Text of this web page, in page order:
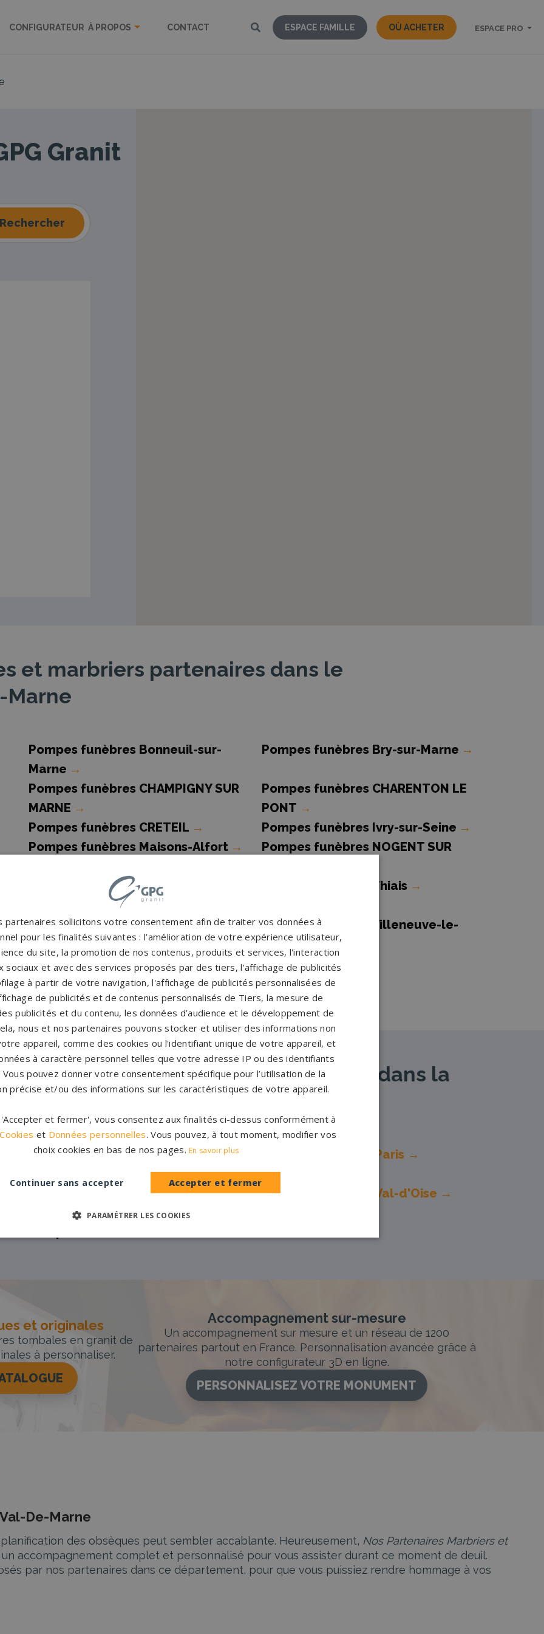
CONFIGURATEUR À PROPOS CONTACT ESPACE FAMILLE OÙ ACHETER ESPACE PRO
Granit
Rechercher
et marbriers partenaires dans le
Pompes funèbres Bonneuil-sur-
Marne →
Pompes funèbres Bry-sur-Marne →
Pompes funèbres CHAMPIGNY SUR
MARNE →
Pompes funèbres CHARENTON LE
PONT →
Pompes funèbres CRETEIL → Pompes funèbres Ivry-sur-Seine →
Pompes funèbres Maisons-Alfort →
Pompes funèbres NOGENT SUR
Pompes funèbres ST MAUR DES
Pompes funèbres Thiais →
Pompes funèbres VILLEJUIF →
Pompes funèbres Villeneuve-le-
Roi →
et marbriers funéraires partenaires dans la
Pompes funèbres Hauts-de-Seine
Paris →
Seine-Saint-
Denis →
Pompes funèbres Val-d'Oise →
et originales
tombales en granit de
à personnaliser.
Accompagnement sur-mesure
Un accompagnement sur mesure et un réseau de 1200
partenaires partout en France. Personnalisation avancée grâce à
notre configurateur 3D en ligne.
PERSONNALISEZ VOTRE MONUMENT
De-Marne
des obsèques peut sembler accablante. Heureusement, Nos Partenaires Marbriers et
accompagnement complet et personnalisé pour vous assister durant ce moment de deuil.
par nos partenaires dans ce département, pour que vous puissiez rendre hommage à vos
des services d’inhumation et de crémation adaptés aux souhaits et aux volontés des défunts et
partenaires sollicitons votre consentement afin de traiter vos données à
pour les finalités suivantes : l’amélioration de votre expérience utilisateur,
du site, la promotion de nos contenus, produits et services, l'interaction
sociaux et avec des services proposés par des tiers, l’affichage de publicités
à partir de votre navigation, l'affichage de publicités personnalisées de
de publicités et de contenus personnalisés de Tiers, la mesure de
publicités et du contenu, les données d’audience et le développement de
nous et nos partenaires pouvons stocker et utiliser des informations non
appareil, comme des cookies ou l'identifiant unique de votre appareil, et
à caractère personnel telles que votre adresse IP ou des identifiants
pouvez donner votre consentement spécifique pour l’utilisation de la
précise et/ou des informations sur les caractéristiques de votre appareil.
'Accepter et fermer', vous consentez aux finalités ci-dessus conformément à
et Données personnelles. Vous pouvez, à tout moment, modifier vos
choix cookies en bas de nos pages. En savoir plus
Accepter et fermer
Continuer sans accepter
PARAMÉTRER LES COOKIES